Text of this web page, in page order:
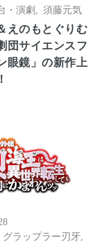
・演劇 須藤元気
えのもとぐりむ
団サイエンスフ
眼鏡」の新作上
グラップラー刃牙